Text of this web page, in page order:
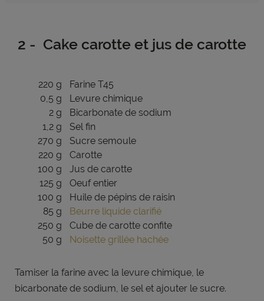
2 - Cake carotte et jus de carotte
220 g
Farine T45
0,5 g
Levure chimique
2 g
Bicarbonate de sodium
1,2 g
Sel fin
270 g
Sucre semoule
220 g
Carotte
100 g
Jus de carotte
125 g
Oeuf entier
100 g
Huile de pépins de raisin
85 g
Beurre liquide clarifié
250 g
Cube de carotte confite
50 g
Noisette grillée hachée
Tamiser la farine avec la levure chimique, le
bicarbonate de sodium, le sel et ajouter le sucre.